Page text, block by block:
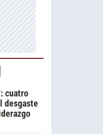
cuatro
desgaste